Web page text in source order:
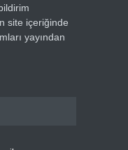
site içeriğinde
yayından